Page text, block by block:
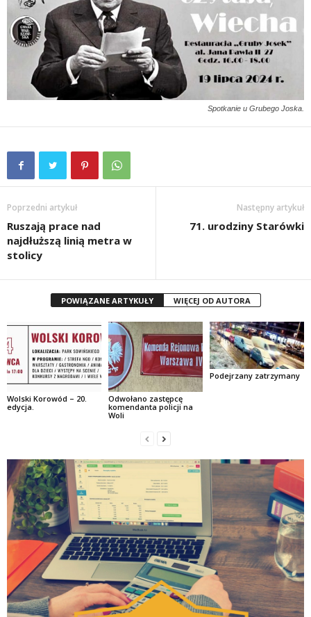
Spotkanie u Grubego Joska.
Poprzedni artykuł
Ruszają prace nad
najdłuższą linią metra w
stolicy
Następny artykuł
71. urodziny Starówki
POWIĄZANE ARTYKUŁY WIĘCEJ OD AUTORA
Wolski Korowód – 20.
edycja.
Odwołano zastępcę
komendanta policji na
Woli
Podejrzany zatrzymany